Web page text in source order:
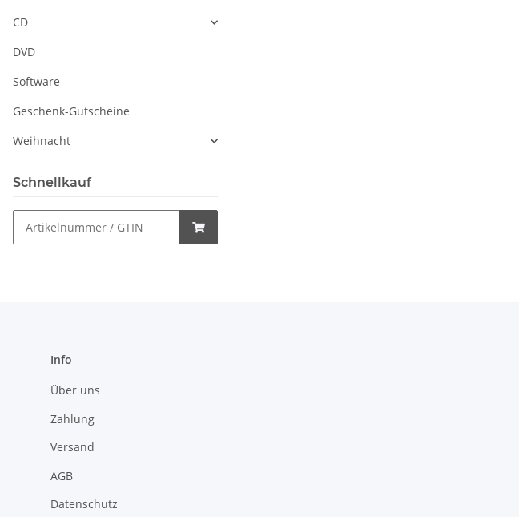
CD
DVD
Software
Geschenk-Gutscheine
Weihnacht
Schnellkauf
Info
Über uns
Zahlung
Versand
AGB
Datenschutz